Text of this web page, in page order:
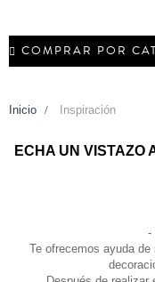
COMPRAR POR
Inicio > Inspiración
ECHA UN VISTAZO
-
Te ofrecemos ayuda